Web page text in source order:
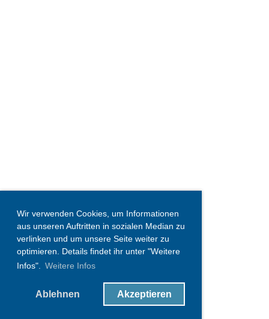
Wir verwenden Cookies, um Informationen
aus unseren Auftritten in sozialen Median zu
verlinken und um unsere Seite weiter zu
optimieren. Details findet ihr unter "Weitere
Infos". Weitere Infos
Ablehnen Akzeptieren